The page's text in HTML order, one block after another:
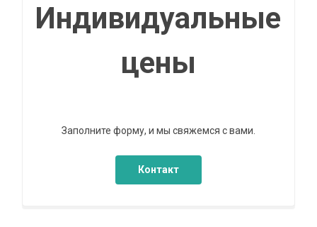
Индивидуальные
цены
Заполните форму, и мы свяжемся с вами.
Контакт